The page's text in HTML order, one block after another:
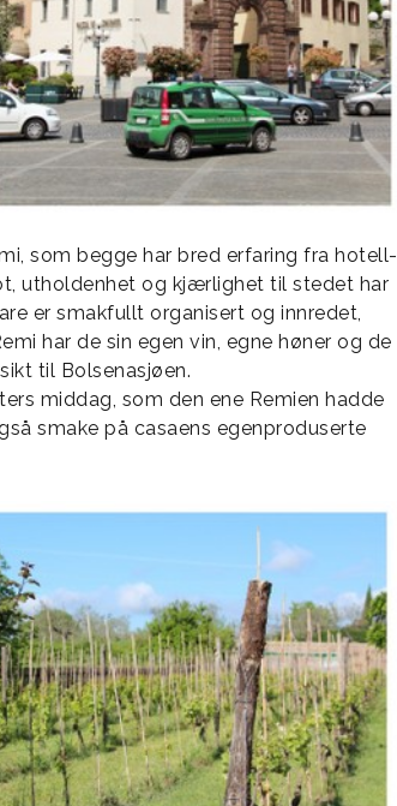
som begge har bred erfaring fra hotell-
utholdenhet og kjærlighet til stedet har
er smakfullt organisert og innredet,
har de sin egen vin, egne høner og de
til Bolsenasjøen.
middag, som den ene Remien hadde
smake på casaens egenproduserte